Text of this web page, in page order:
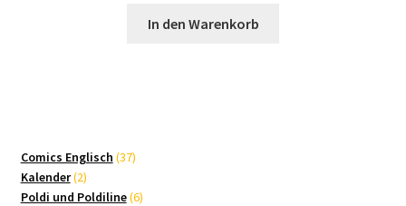
In den Warenkorb
Comics Englisch 3737
Kalender 22
Produkte
Poldi und Poldiline 66